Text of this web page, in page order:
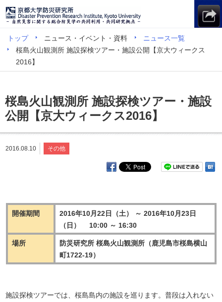
トップ ニュース・イベント・資料
ニュース一覧
桜島火山観測所 施設探検ツアー・施設公開【京大ウィークス
2016】
桜島火山観測所 施設探検ツアー・施設
公開【京大ウィークス2016】
2016.08.10 その他
開催期間
2016年10月22日（土） ～ 2016年10月23日
（日） 10:00 ～ 16:30
場所
防災研究所 桜島火山観測所（鹿児島市桜島横山
町1722-19）
施設探検ツアーでは、桜島島内の施設を巡ります。普段は入れない